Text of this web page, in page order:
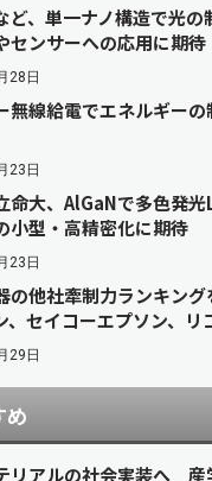
ど、単一ナノ構造で光
センサーへの応用に期待
28日
無線給電でエネルギーの
23日
命大、AlGaNで多色発
小型・高精密化に期待
23日
の他社牽制力ランキン
、セイコーエプソン、リ
29日
め
リアルの社会実装へ 産